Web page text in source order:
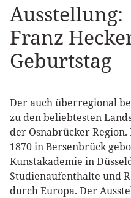
Ausstellung:
Franz
Geburtstag
Der auch überregional
zu den beliebtesten
der Osnabrücker
1870 in Bersenbrück
Kunstakademie in
Studienaufenthalte und
durch Europa. Der